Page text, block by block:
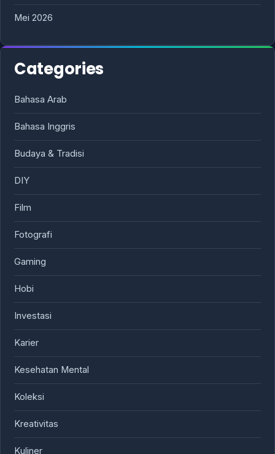
Mei 2026
Categories
Bahasa Arab
Bahasa Inggris
Budaya & Tradisi
DIY
Film
Fotografi
Gaming
Hobi
Investasi
Karier
Kesehatan Mental
Koleksi
Kreativitas
Kuliner